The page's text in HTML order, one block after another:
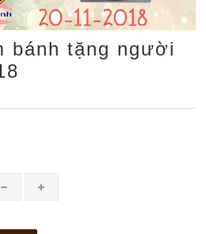
bánh tặng người